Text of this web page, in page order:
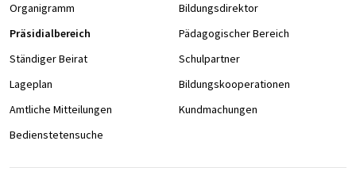
Organigramm
Bildungsdirektor
Präsidialbereich
Pädagogischer Bereich
Ständiger Beirat
Schulpartner
Lageplan
Bildungskooperationen
Amtliche Mitteilungen
Kundmachungen
Bedienstetensuche